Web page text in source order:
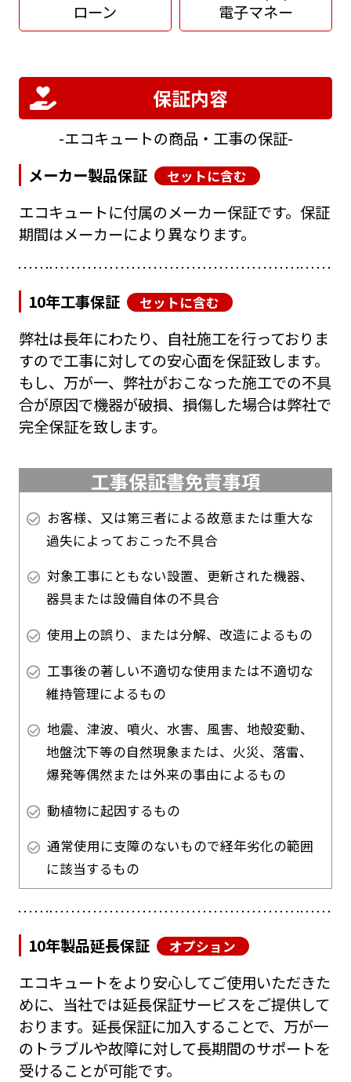
ローン 電子マネー
保証内容
エコキュートの商品・工事の保証
メーカー製品保証
セットに含む
エコキュートに付属のメーカー保証です。保証
期間はメーカーにより異なります。
10年工事保証 セットに含む
弊社は長年にわたり、自社施工を行っておりま
すので工事に対しての安心面を保証致します。
もし、万が一、弊社がおこなった施工での不具
合が原因で機器が破損、損傷した場合は弊社で
完全保証を致します。
工事保証書免責事項
お客様、又は第三者による故意または重大な
過失によっておこった不具合
対象工事にともない設置、更新された機器、
器具または設備自体の不具合
使用上の誤り、または分解、改造によるもの
工事後の著しい不適切な使用または不適切な
維持管理によるもの
地震、津波、噴火、水害、風害、地殻変動、
地盤沈下等の自然現象または、火災、落雷、
爆発等偶然または外来の事由によるもの
動植物に起因するもの
通常使用に支障のないもので経年劣化の範囲
に該当するもの
10年製品延長保証 オプション
エコキュートをより安心してご使用いただきた
めに、当社では延長保証サービスをご提供して
おります。延長保証に加入することで、万が一
のトラブルや故障に対して長期間のサポートを
受けることが可能です。